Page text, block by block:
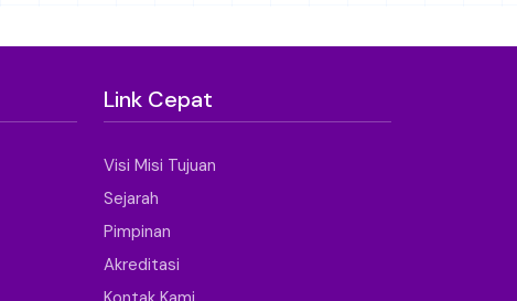
Link Cepat
Visi Misi Tujuan
Sejarah
Pimpinan
Akreditasi